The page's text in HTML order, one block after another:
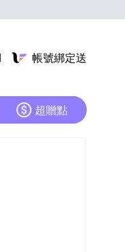
帳號綁定送
超贈點